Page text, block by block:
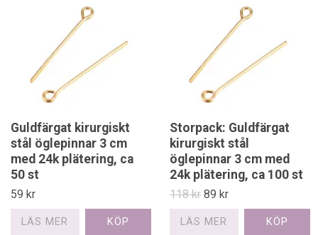
Guldfärgat kirurgiskt
stål öglepinnar 3 cm
med 24k plätering, ca
50 st
59 kr
LÄS MER
Storpack: Guldfärgat
kirurgiskt stål
öglepinnar 3 cm med
24k plätering, ca 100 st
118 kr 89 kr
LÄS MER